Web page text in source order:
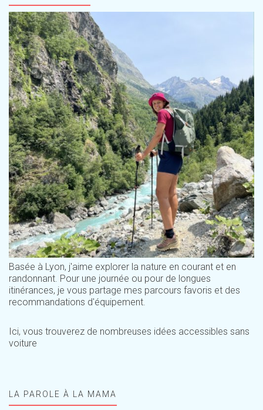
Basée à Lyon, j'aime explorer la nature en courant et en
randonnant. Pour une journée ou pour de longues
itinérances, je vous partage mes parcours favoris et des
recommandations d'équipement.
Ici, vous trouverez de nombreuses idées accessibles sans
voiture
LA PAROLE À LA MAMA